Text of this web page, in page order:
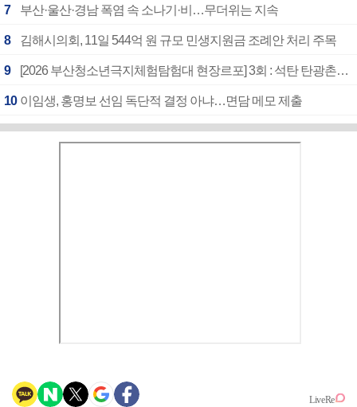
7 부산·울산·경남 폭염 속 소나기·비…무더위는 지속
8 김해시의회, 11일 544억 원 규모 민생지원금 조례안 처리 주목
9 [2026 부산청소년극지체험탐험대 현장르포] 3회 : 석탄 탄광촌에서 북극 연구의 중심지로
10 이임생, 홍명보 선임 독단적 결정 아냐…면담 메모 제출